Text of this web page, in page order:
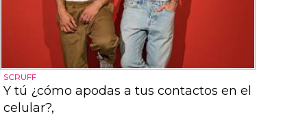
SCRUFF
Y tú ¿cómo apodas a tus contactos en el
celular?,